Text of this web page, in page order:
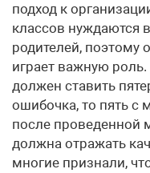
подход к
классов нуждаются
родителей, поэтому
играет важную роль.
должен ставить
ошибочка, то пять
после проведенной
должна отражать
многие признали,